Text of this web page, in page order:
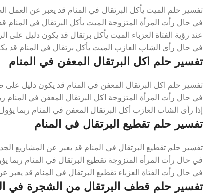
تفسير حلم الميت يأكل البرتقال في المنام قد يعبر عن العمل
في حال رأت المرأة المتزوجة الميت يأكل البرتقال في المنام
عند رؤية الفتاة العزباء الميت يأكل برتقال قد يكون دليل على
في حال رأى الشاب العازب الميت يأكل برتقال في المنام قد
تفسير حلم اكل البرتقال المعفن في المنام
تفسير حلم اكل البرتقال المعفن في المنام قد يكون دليل على
في حال رأت المرأة المتزوجة اكل البرتقال المعفن في المنام
إذا رأى الشاب العازب أكل البرتقال المعفن في المنام ربما
تفسير حلم تقطيع البرتقال في المنام
تفسير حلم تقطيع البرتقال في المنام قد يعبر عن المشاريع
في حال رأت المرأة المتزوجة تقطيع البرتقال في المنام ربما
في حال رأت الفتاة العزباء تقطيع البرتقال في المنام قد يعبر
تفسير حلم قطف البرتقال من الشجرة في